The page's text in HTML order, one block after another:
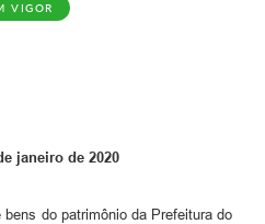
VIGOR
janeiro de 2020
do patrimônio da Prefeitura do